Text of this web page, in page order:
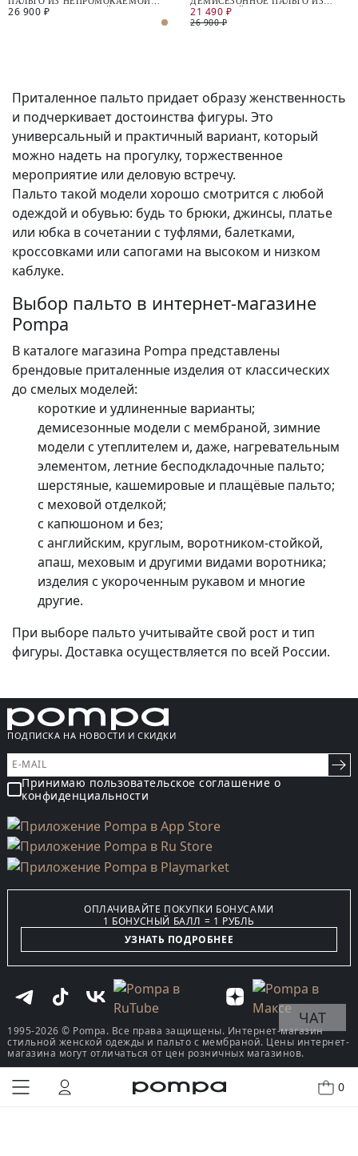
0
ТКАНИ С МЕМБРАНОЙ
26 900 ₽
ПЛАЩЕВОЙ ТКАНИ С
МЕМБРАНОЙ
21 490 ₽
26 900 ₽
Приталенное пальто придает образу женственность
и подчеркивает достоинства фигуры. Это
универсальный и практичный вариант, который
можно надеть на прогулку, торжественное
мероприятие или деловую встречу.
Пальто такой модели хорошо смотрится с любой
одеждой и обувью: будь то брюки, джинсы, платье
или юбка в сочетании с туфлями, балетками,
кроссовками или сапогами на высоком и низком
каблуке.
Выбор пальто в интернет-магазине
Pompa
В каталоге магазина Pompa представлены
брендовые приталенные изделия от классических
до смелых моделей:
короткие и удлиненные варианты;
демисезонные модели с мембраной, зимние
модели с утеплителем и, даже, нагревательным
элементом, летние бесподкладочные пальто;
шерстяные, кашемировые и плащёвые пальто;
с меховой отделкой;
с капюшоном и без;
с английским, круглым, воротником-стойкой,
апаш, меховым и другими видами воротника;
изделия с укороченным рукавом и многие
другие.
При выборе пальто учитывайте свой рост и тип
фигуры. Доставка осуществляется по всей России.
ПОДПИСКА НА НОВОСТИ И СКИДКИ
Принимаю пользовательское соглашение о
конфиденциальности
ОПЛАЧИВАЙТЕ ПОКУПКИ БОНУСАМИ
1 БОНУСНЫЙ БАЛЛ = 1 РУБЛЬ
УЗНАТЬ ПОДРОБНЕЕ
1995-2026 © Pompa. Все права защищены. Интернет-магазин
стильной женской одежды и пальто с мембраной. Цены интернет-
магазина могут отличаться от цен розничных магазинов.
ЧАТ